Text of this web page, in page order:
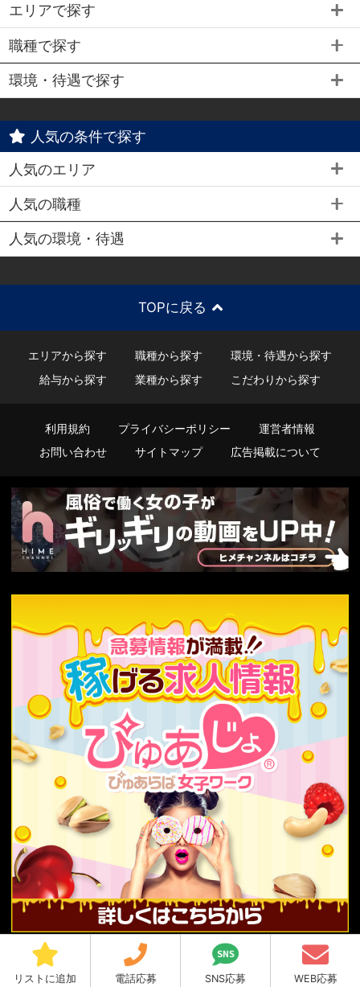
エリアで探す
職種で探す
環境・待遇で探す
人気の条件で探す
人気のエリア
人気の職種
人気の環境・待遇
リストに追加 電話応募 SNS応募 WEB応募
TOPに戻る
エリアから探す 職種から探す
環境・待遇から探す
給与から探す
業種から探す こだわりから探す
利用規約 プライバシーポリシー
運営者情報
お問い合わせ
サイトマップ 広告掲載について
Copyright© 2019-2025 ぴゅあらばスタッフ All rights reserved.